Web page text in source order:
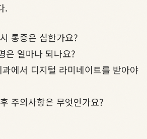
.
통증은 심한가요?
은 얼마나 되나요?
에서 디지털 라미네이트를 받아야
주의사항은 무엇인가요?